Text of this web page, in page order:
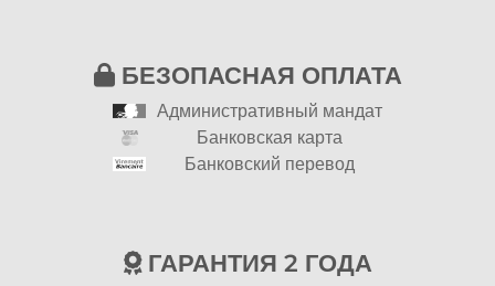
БЕЗОПАСНАЯ ОПЛАТА
Административный мандат
Банковская карта
Банковский перевод
ГАРАНТИЯ 2 ГОДА